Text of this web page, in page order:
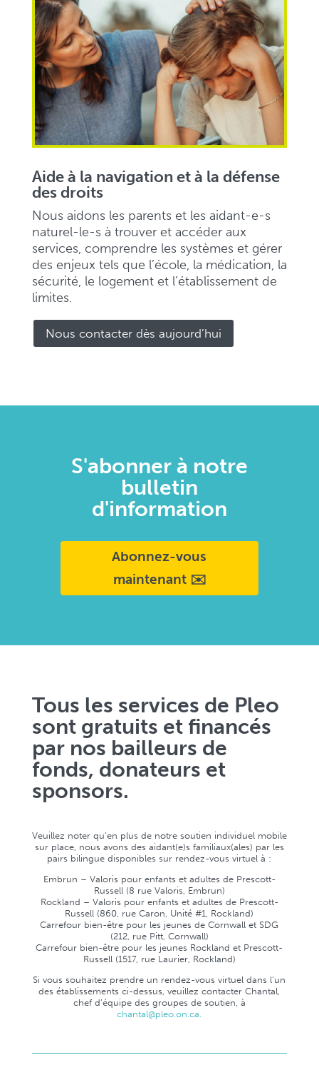
Aide à la navigation et à la défense
des droits
Nous aidons les parents et les aidant-e-s
naturel-le-s à trouver et accéder aux
services, comprendre les systèmes et gérer
des enjeux tels que l’école, la médication, la
sécurité, le logement et l’établissement de
limites.
Nous contacter dès aujourd’hui
S'abonner à notre
bulletin
d'information
Abonnez-vous
maintenant ✉️
Tous les services de Pleo
sont gratuits et financés
par nos bailleurs de
fonds, donateurs et
sponsors.
Veuillez noter qu’en plus de notre soutien individuel mobile
sur place, nous avons des aidant(e)s familiaux(ales) par les
pairs bilingue disponibles sur rendez-vous virtuel à :
Embrun – Valoris pour enfants et adultes de Prescott-
Russell (8 rue Valoris, Embrun)
Rockland – Valoris pour enfants et adultes de Prescott-
Russell (860, rue Caron, Unité #1, Rockland)
Carrefour bien-être pour les jeunes de Cornwall et SDG
(212, rue Pitt, Cornwall)
Carrefour bien-être pour les jeunes Rockland et Prescott-
Russell (1517, rue Laurier, Rockland)
Si vous souhaitez prendre un rendez-vous virtuel dans l’un
des établissements ci-dessus, veuillez contacter Chantal,
chef d’équipe des groupes de soutien, à
chantal@pleo.on.ca.